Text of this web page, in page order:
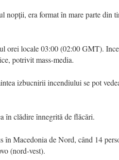
nopții, era format în mare parte din
orei locale 03:00 (02:00 GMT).
potrivit mass-media.
izbucnirii incendiului se pot
în clădire înnegrită de flăcări.
în Macedonia de Nord, când 14
(nord-vest).